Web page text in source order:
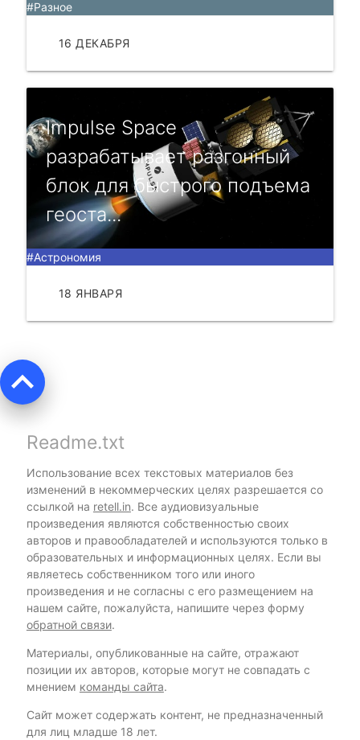
#Разное
16 ДЕКАБРЯ
Impulse Space
разрабатывает разгонный
блок для быстрого подъема
геоста...
#Астрономия
18 ЯНВАРЯ
keyboard_arrow_up
Readme.txt
Использование всех текстовых материалов без
изменений в некоммерческих целях разрешается со
ссылкой на retell.in. Все аудиовизуальные
произведения являются собственностью своих
авторов и правообладателей и используются только в
образовательных и информационных целях. Если вы
являетесь собственником того или иного
произведения и не согласны с его размещением на
нашем сайте, пожалуйста, напишите через форму
обратной связи.
Материалы, опубликованные на сайте, отражают
позиции их авторов, которые могут не совпадать с
мнением команды сайта.
Сайт может содержать контент, не предназначенный
для лиц младше 18 лет.